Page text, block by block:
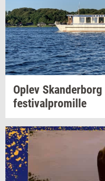
Oplev Skan­der­borg
festi­val­pro­mil­le